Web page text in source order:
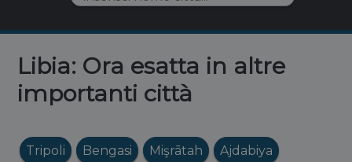
Libia: Ora esatta in altre
importanti città
Tripoli Bengasi Mişrātah Ajdabiya